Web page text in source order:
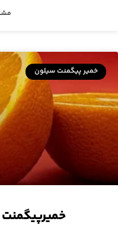
خمیر پیگمنت سیلون
خمیرپیگمنت